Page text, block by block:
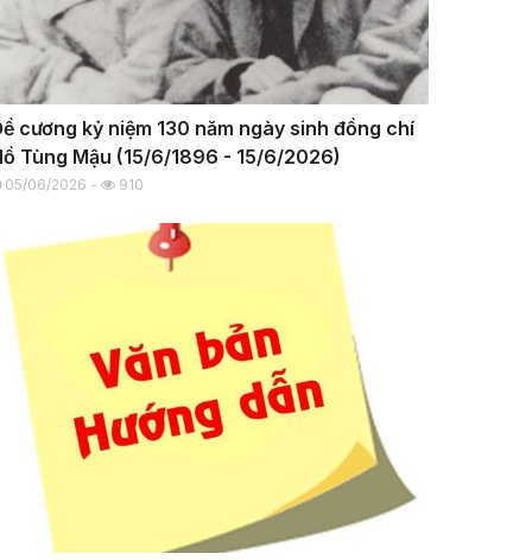
cương kỷ niệm 130 năm ngày sinh đồng chí
Tùng Mậu (15/6/1896 - 15/6/2026)
05/06/2026 - 910